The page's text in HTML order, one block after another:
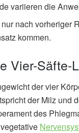
variieren die
nach vorheriger
kommen.
Vier-Säfte-
der vier
der Milz und
des